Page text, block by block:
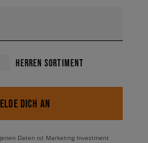
HERREN SORTIMENT
DICH AN
Daten ist Marketing Investment